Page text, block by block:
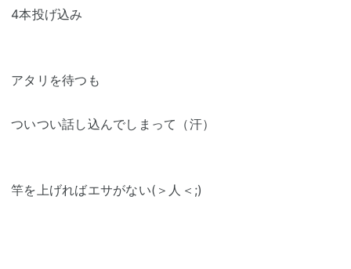
4本投げ込み
アタリを待つも
ついつい話し込んでしまって（汗）
竿を上げればエサがない(＞人＜;)